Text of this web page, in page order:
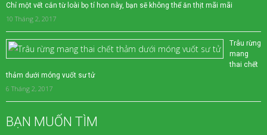
Chỉ một vết cắn từ loài bọ tí hon này, bạn sẽ không thể ăn thịt mãi mãi
10 Tháng 2, 2017
Trâu rừng
mang
thai chết
thảm dưới móng vuốt sư tử
6 Tháng 2, 2017
BẠN MUỐN TÌM